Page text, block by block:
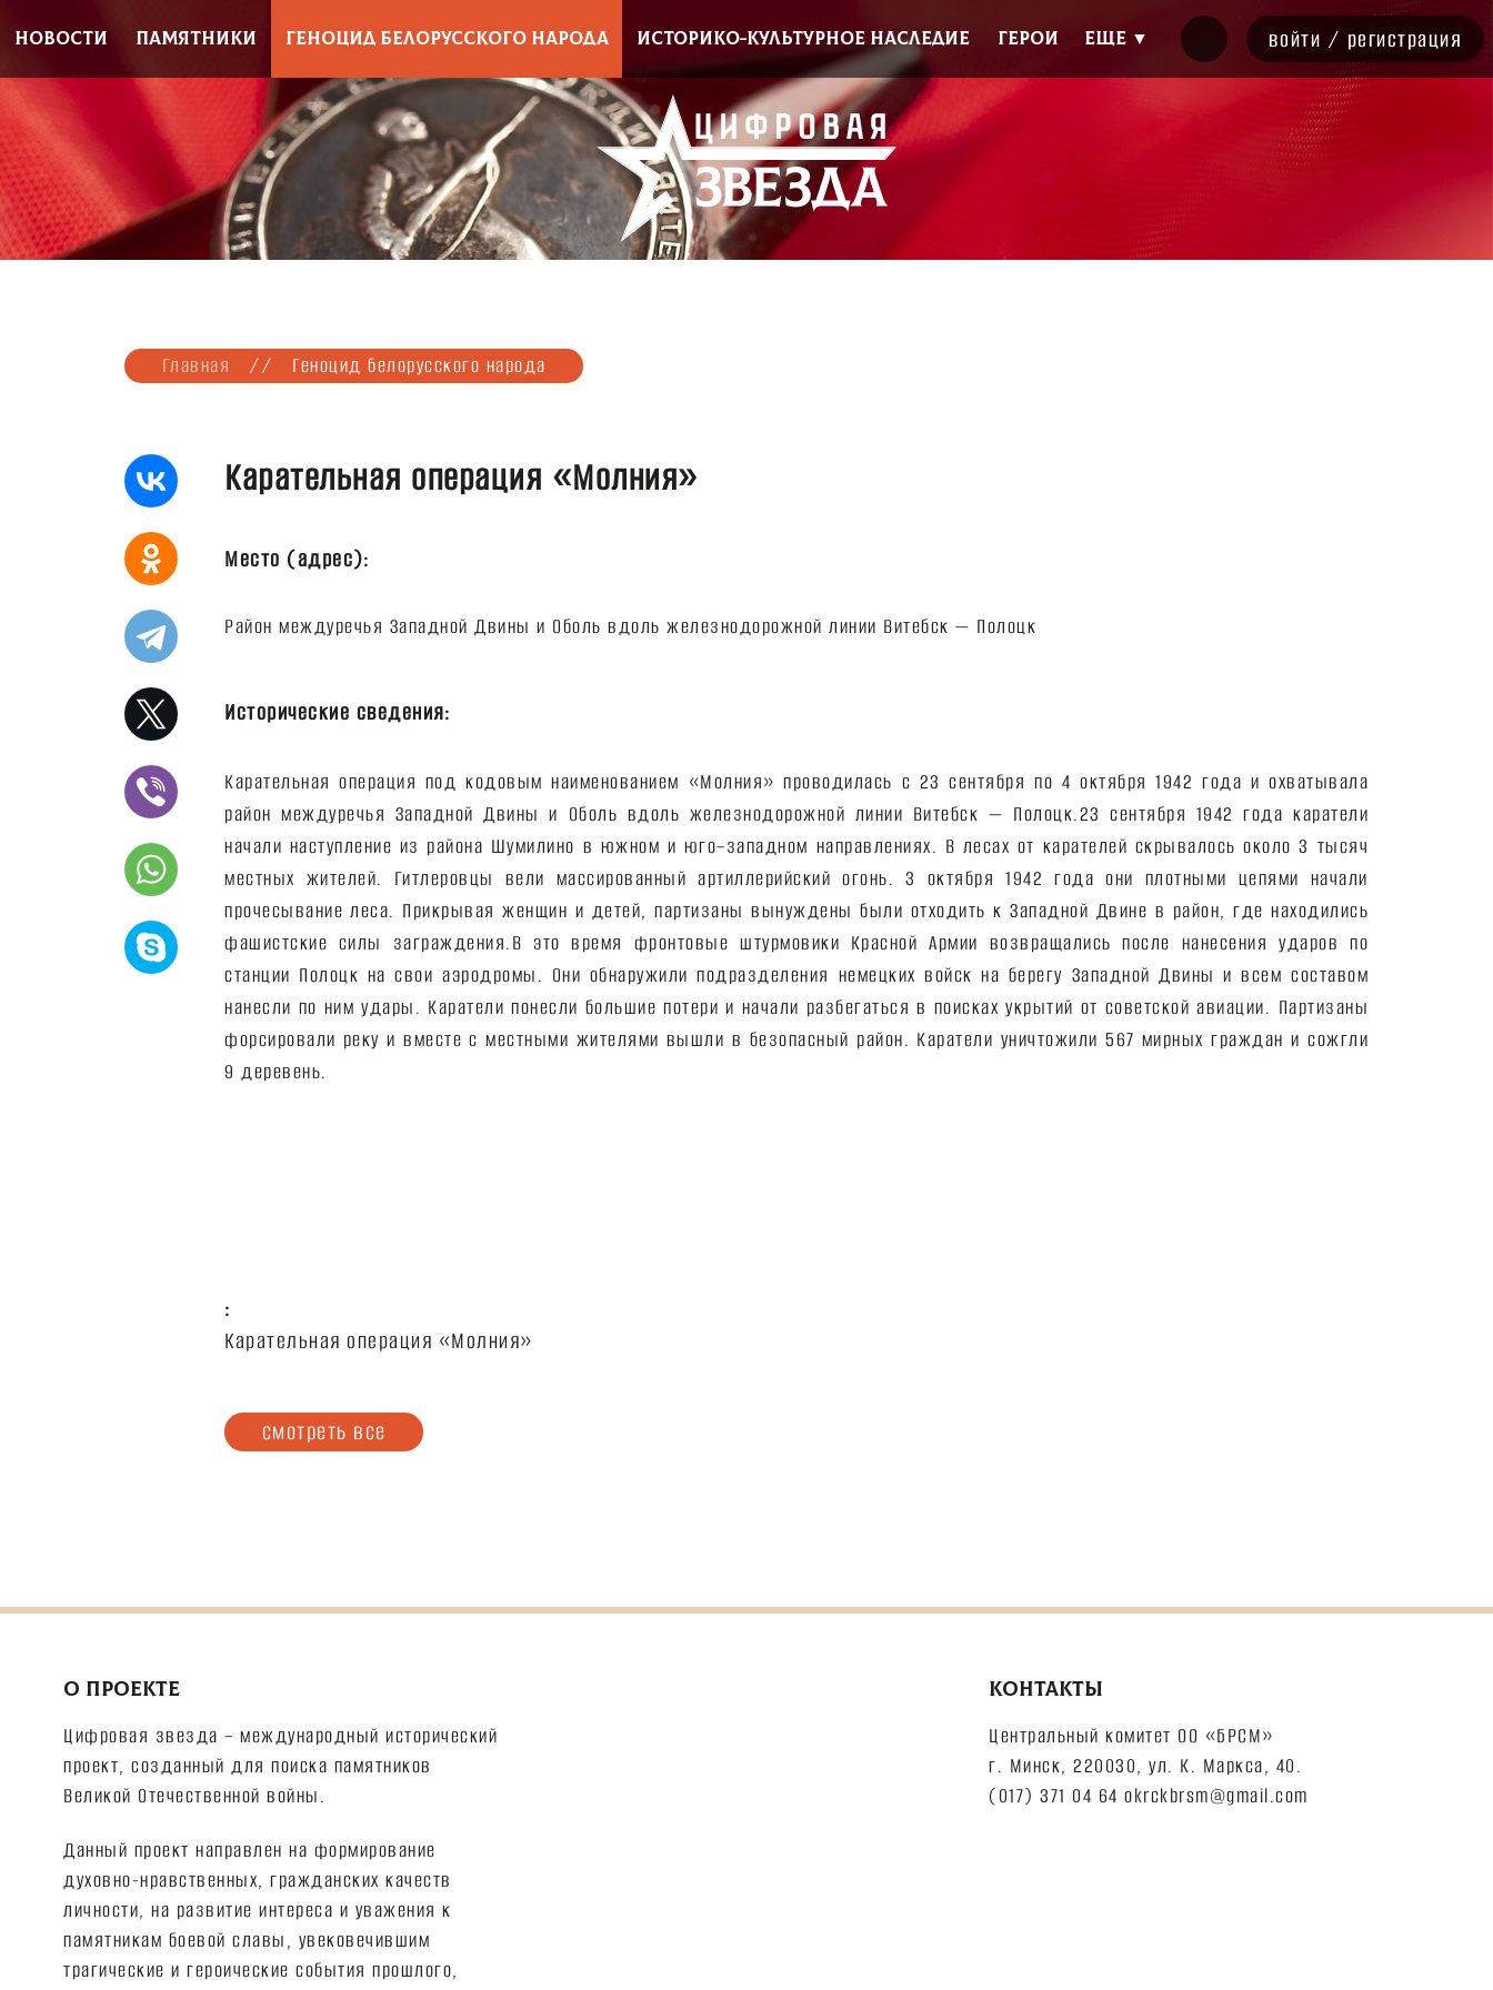
НОВОСТИ ПАМЯТНИКИ ГЕНОЦИД БЕЛОРУССКОГО НАРОДА ИСТОРИКО-КУЛЬТУРНОЕ НАСЛЕДИЕ ГЕРОИ Еще ▼ войти / регистрация
Главная // Геноцид белорусского народа
Карательная операция «Молния»
Место (адрес):
Исторические сведения:
Карательная операция под кодовым наименованием «Молния» проводилась с 23 сентября по 4 октября 1942 года и охватывала
район междуречья Западной Двины и Оболь вдоль железнодорожной линии Витебск — Полоцк.23 сентября 1942 года каратели
начали наступление из района Шумилино в южном и юго–западном направлениях. В лесах от карателей скрывалось около 3 тысяч
местных жителей. Гитлеровцы вели массированный артиллерийский огонь. 3 октября 1942 года они плотными цепями начали
прочесывание леса. Прикрывая женщин и детей, партизаны вынуждены были отходить к Западной Двине в район, где находились
фашистские силы заграждения.В это время фронтовые штурмовики Красной Армии возвращались после нанесения ударов по
станции Полоцк на свои аэродромы. Они обнаружили подразделения немецких войск на берегу Западной Двины и всем составом
нанесли по ним удары. Каратели понесли большие потери и начали разбегаться в поисках укрытий от советской авиации. Партизаны
форсировали реку и вместе с местными жителями вышли в безопасный район. Каратели уничтожили 567 мирных граждан и сожгли
9 деревень.
:
Карательная операция «Молния»
смотреть все
О ПРОЕКТЕ
Цифровая звезда – международный исторический
проект, созданный для поиска памятников
Великой Отечественной войны.
Данный проект направлен на формирование
духовно-нравственных, гражданских качеств
личности, на развитие интереса и уважения к
памятникам боевой славы, увековечившим
трагические и героические события прошлого,
КОНТАКТЫ
Центральный комитет ОО «БРСМ»
г. Минск, 220030, ул. К. Маркса, 40.
(017) 371 04 64 okrckbrsm@gmail.com